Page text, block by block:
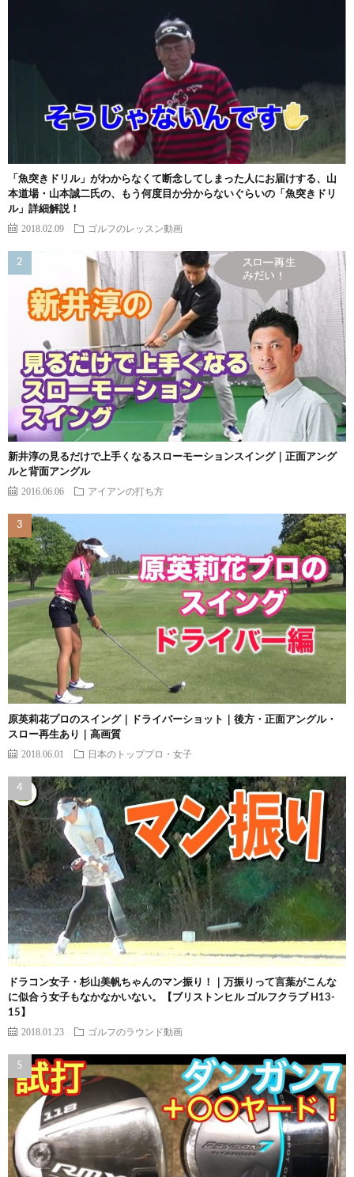
「魚突きドリル」がわからなくて断念してしまった人にお届けする、山
本道場・山本誠二氏の、もう何度目か分からないぐらいの「魚突きドリ
ル」詳細解説！
2018.02.09 ゴルフのレッスン動画
新井淳の見るだけで上手くなるスローモーションスイング｜正面アング
ルと背面アングル
2016.06.06 アイアンの打ち方
原英莉花プロのスイング｜ドライバーショット｜後方・正面アングル・
スロー再生あり｜高画質
2018.06.01 日本のトッププロ・女子
ドラコン女子・杉山美帆ちゃんのマン振り！｜万振りって言葉がこんな
に似合う女子もなかなかいない。【ブリストンヒル ゴルフクラブ H13-
15】
2018.01.23 ゴルフのラウンド動画